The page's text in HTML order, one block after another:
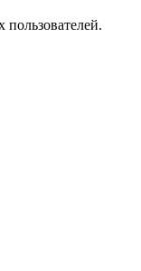
пользователей.